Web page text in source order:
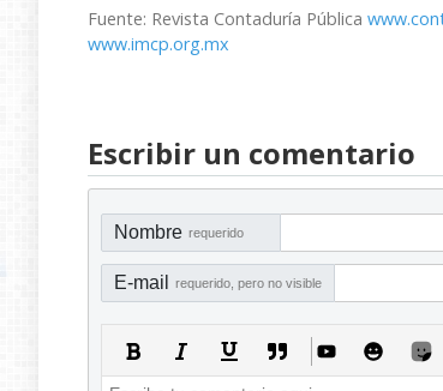
Fuente: Revista Contaduría Pública
www.imcp.org.mx
Escribir un comentario
Nombre requerido
E-mail requerido, pero no visible